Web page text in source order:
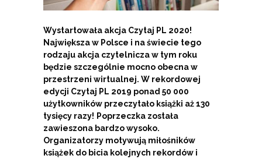
Wystartowała akcja Czytaj PL 2020!
Największa w Polsce i na świecie tego
rodzaju akcja czytelnicza w tym roku
będzie szczególnie mocno obecna w
przestrzeni wirtualnej. W rekordowej
edycji Czytaj PL 2019 ponad 50 000
użytkowników przeczytało książki aż 130
tysięcy razy! Poprzeczka została
zawieszona bardzo wysoko.
Organizatorzy motywują miłośników
książek do bicia kolejnych rekordów i